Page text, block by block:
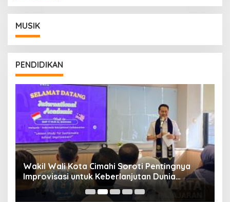
MUSIK
PENDIDIKAN
Wakil Wali Kota Cimahi Soroti Pentingnya
Improvisasi untuk Keberlanjutan Dunia
Pendidikan